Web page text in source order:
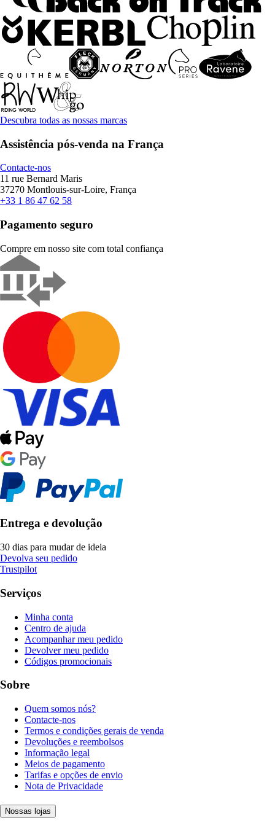
Descubra todas as nossas marcas
Assistência pós-venda na França
Contacte-nos
11 rue Bernard Maris
37270 Montlouis-sur-Loire, França
+33 1 86 47 62 58
Pagamento seguro
Compre em nosso site com total confiança
Entrega e devolução
30 dias para mudar de ideia
Devolva seu pedido
Trustpilot
Serviços
Minha conta
Centro de ajuda
Acompanhar meu pedido
Devolver meu pedido
Códigos promocionais
Sobre
Quem somos nós?
Contacte-nos
Termos e condições gerais de venda
Devoluções e reembolsos
Informação legal
Meios de pagamento
Tarifas e opções de envio
Nota de Privacidade
Nossas lojas